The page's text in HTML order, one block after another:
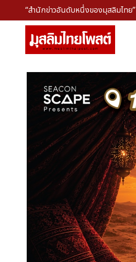
“สำนักข่าวอันดับหนึ่งของมุสลิมไทย”